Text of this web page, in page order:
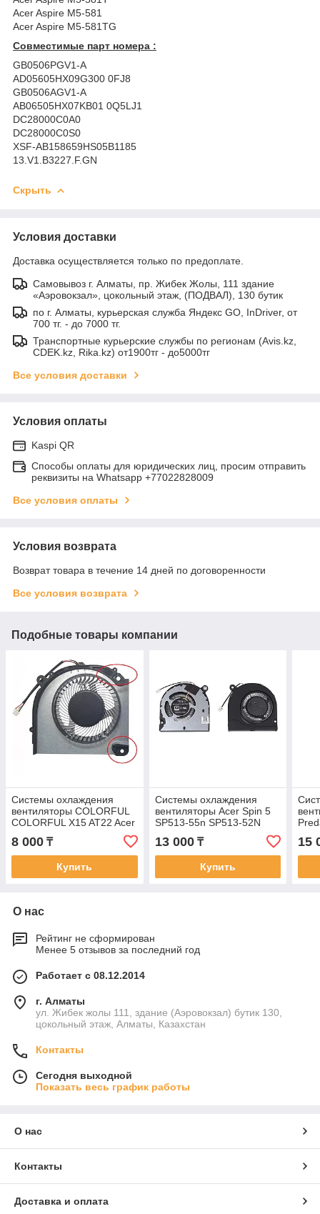
Acer Aspire M5-581
Acer Aspire M5-581TG
Совместимые парт номера :
GB0506PGV1-A
AD05605HX09G300 0FJ8
GB0506AGV1-A
AB06505HX07KB01 0Q5LJ1
DC28000C0A0
DC28000C0S0
XSF-AB158659HS05B1185
13.V1.B3227.F.GN
Скрыть
Условия доставки
Доставка осуществляется только по предоплате.
Самовывоз г. Алматы, пр. Жибек Жолы, 111 здание
«Аэровокзал», цокольный этаж, (ПОДВАЛ), 130 бутик
по г. Алматы, курьерская служба Яндекс GO, InDriver, от
700 тг. - до 7000 тг.
Транспортные курьерские службы по регионам (Avis.kz,
CDEK.kz, Rika.kz) от1900тг - до5000тг
Все условия доставки
Условия оплаты
Kaspi QR
Способы оплаты для юридических лиц, просим отправить
реквизиты на Whatsapp +77022828009
Все условия оплаты
Условия возврата
Возврат товара в течение 14 дней по договоренности
Все условия возврата
Подобные товары компании
Системы охлаждения
вентиляторы COLORFUL
COLORFUL X15 AT22 Acer
Aspire A715-79g 5v 4-pin
GPU Кулер FAN
8 000 ₸
Купить
Системы охлаждения
вентиляторы Acer Spin 5
SP513-55n SP513-52N
N19Q7 TMP215-52 N19Q8
4-pin 5v кулер FAN
13 000₸
Купить
15
О нас
Рейтинг не сформирован
Менее 5 отзывов за последний год
Работает с 08.12.2014
г. Алматы
ул. Жибек жолы 111, здание (Аэровокзал) бутик 130,
цокольный этаж, Алматы, Казахстан
Контакты
Сегодня выходной
Показать весь график работы
О нас
Контакты
Доставка и оплата